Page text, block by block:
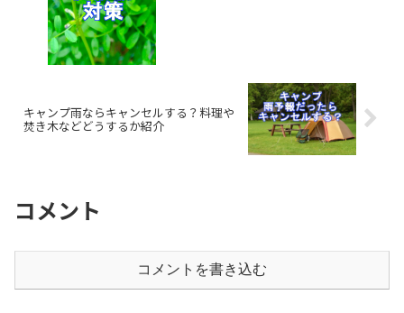
キャンプ雨ならキャンセルする？料理や
焚き木などどうするか紹介
コメント
コメントを書き込む